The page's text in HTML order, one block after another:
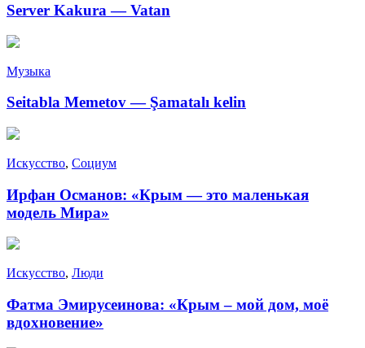
Server Kakura — Vatan
Музыка
Seitabla Memetov — Şamatalı kelin
Искусство, Социум
Ирфан Османов: «Крым — это маленькая
модель Мира»
Искусство, Люди
Фатма Эмирусеинова: «Крым – мой дом, моё
вдохновение»